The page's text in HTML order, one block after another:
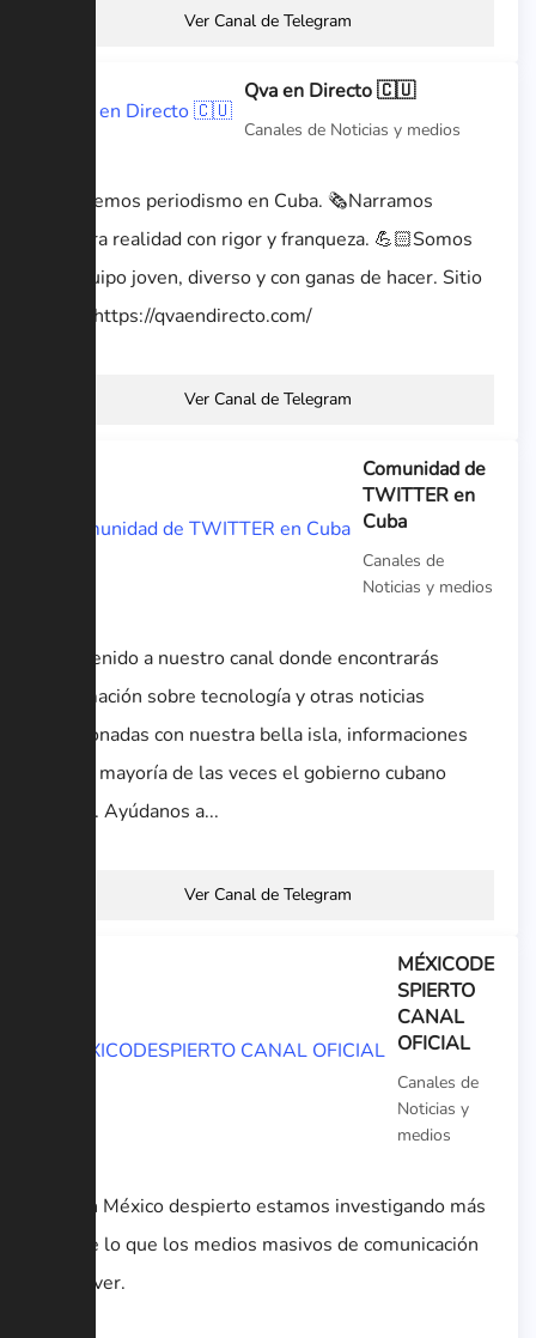
Ver Canal de Telegram
Qva en Directo 🇨🇺
Canales de Noticias y medios
🎥Hacemos periodismo en Cuba. 🗞Narramos
nuestra realidad con rigor y franqueza. 💪🏻Somos
un equipo joven, diverso y con ganas de hacer. Sitio
Web: https://qvaendirecto.com/
Ver Canal de Telegram
Comunidad de
TWITTER en
Cuba
Canales de
Noticias y medios
Bienvenido a nuestro canal donde encontrarás
información sobre tecnología y otras noticias
relacionadas con nuestra bella isla, informaciones
que la mayoría de las veces el gobierno cubano
oculta. Ayúdanos a...
Ver Canal de Telegram
MÉXICODE
SPIERTO
CANAL
OFICIAL
Canales de
Noticias y
medios
Por un México despierto estamos investigando más
allá de lo que los medios masivos de comunicación
dejan ver.